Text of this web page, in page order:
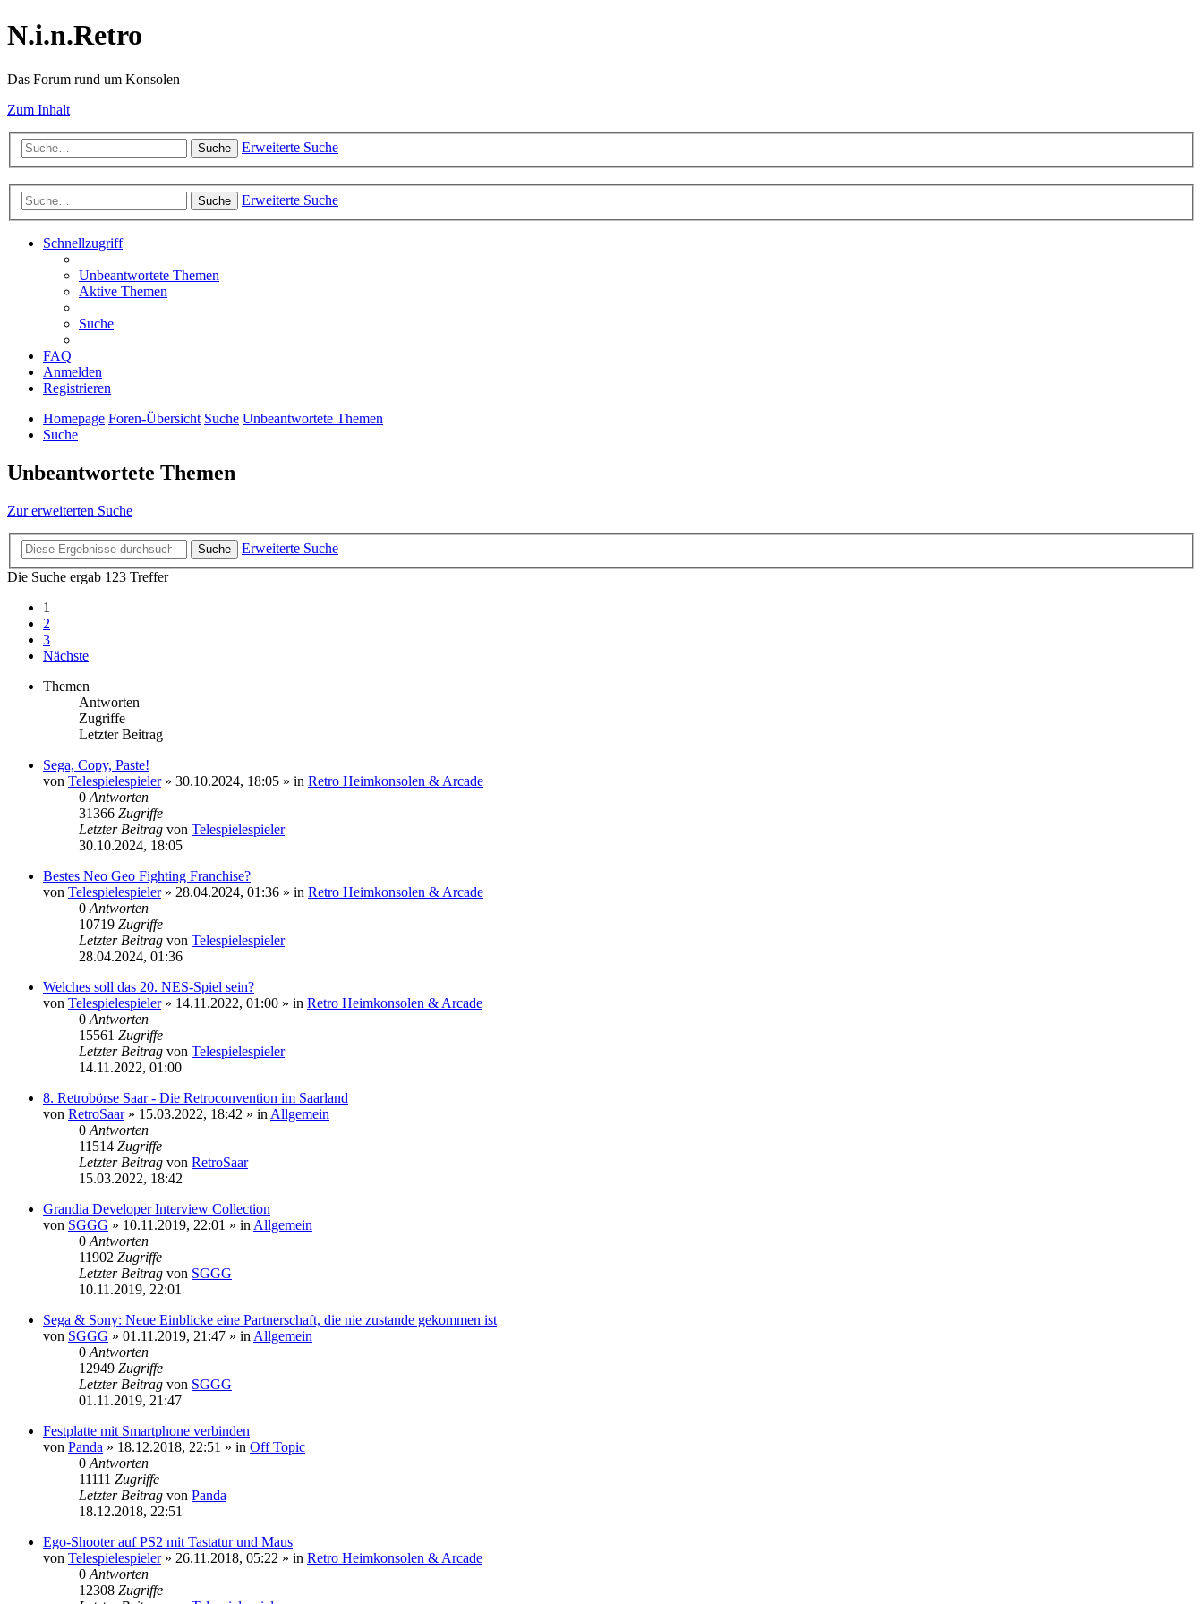
N.i.n.Retro
Das Forum rund um Konsolen
Zum Inhalt
Suche Erweiterte Suche
Suche Erweiterte Suche
Schnellzugriff
Unbeantwortete Themen
Aktive Themen
Suche
FAQ
Anmelden
Registrieren
Homepage Foren-Übersicht Suche Unbeantwortete Themen
Suche
Unbeantwortete Themen
Zur erweiterten Suche
Suche
Erweiterte Suche
Die Suche ergab 123 Treffer
1
2
3
Nächste
Themen
Antworten
Zugriffe
Letzter Beitrag
Sega, Copy, Paste!
von Telespielespieler» 30.10.2024, 18:05 » in Retro Heimkonsolen & Arcade
0Antworten
31366 Zugriffe
Letzter Beitrag von Telespielespieler
30.10.2024, 18:05
Bestes Neo Geo Fighting Franchise?
von Telespielespieler» 28.04.2024, 01:36 » in Retro Heimkonsolen & Arcade
0Antworten
10719 Zugriffe
Letzter Beitrag von Telespielespieler
28.04.2024, 01:36
Welches soll das 20. NES-Spiel sein?
von Telespielespieler» 14.11.2022, 01:00 » in Retro Heimkonsolen & Arcade
0Antworten
15561 Zugriffe
Letzter Beitrag von Telespielespieler
14.11.2022, 01:00
8. Retrobörse Saar - Die Retroconvention im Saarland
von RetroSaar» 15.03.2022, 18:42 » inAllgemein
0Antworten
11514 Zugriffe
Letzter Beitrag von RetroSaar
15.03.2022, 18:42
Grandia Developer Interview Collection
von SGGG » 10.11.2019, 22:01 » inAllgemein
0Antworten
11902 Zugriffe
Letzter Beitrag von SGGG
10.11.2019, 22:01
Sega & Sony: Neue Einblicke eine Partnerschaft, die nie zustande gekommen ist
von SGGG » 01.11.2019, 21:47 » inAllgemein
0Antworten
12949 Zugriffe
Letzter Beitrag von SGGG
01.11.2019, 21:47
Festplatte mit Smartphone verbinden
von Panda » 18.12.2018, 22:51 » in Off Topic
0Antworten
11111 Zugriffe
Letzter Beitrag von Panda
18.12.2018, 22:51
Ego-Shooter auf PS2 mit Tastatur und Maus
von Telespielespieler» 26.11.2018, 05:22 » in Retro Heimkonsolen & Arcade
0Antworten
12308 Zugriffe